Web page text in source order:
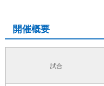
開催概要
試合